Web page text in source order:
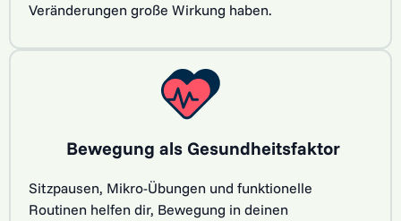
Veränderungen große Wirkung haben.
Bewegung als Gesundheitsfaktor
Sitzpausen, Mikro-Übungen und funktionelle
Routinen helfen dir, Bewegung in deinen